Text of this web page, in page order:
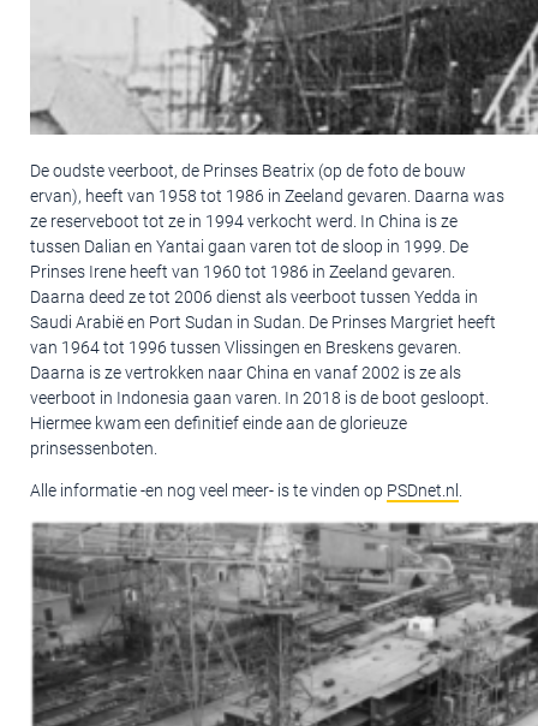
De oudste veerboot, de Prinses Beatrix (op de foto de bouw
ervan), heeft van 1958 tot 1986 in Zeeland gevaren. Daarna was
ze reserveboot tot ze in 1994 verkocht werd. In China is ze
tussen Dalian en Yantai gaan varen tot de sloop in 1999. De
Prinses Irene heeft van 1960 tot 1986 in Zeeland gevaren.
Daarna deed ze tot 2006 dienst als veerboot tussen Yedda in
Saudi Arabië en Port Sudan in Sudan. De Prinses Margriet heeft
van 1964 tot 1996 tussen Vlissingen en Breskens gevaren.
Daarna is ze vertrokken naar China en vanaf 2002 is ze als
veerboot in Indonesia gaan varen. In 2018 is de boot gesloopt.
Hiermee kwam een definitief einde aan de glorieuze
prinsessenboten.
Alle informatie -en nog veel meer- is te vinden op PSDnet.nl